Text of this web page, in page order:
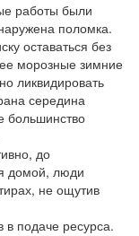
работы были
поломка.
оставаться без
морозные зимние
ликвидировать
середина
большинство
до
домой, люди
не ощутив
подаче ресурса.